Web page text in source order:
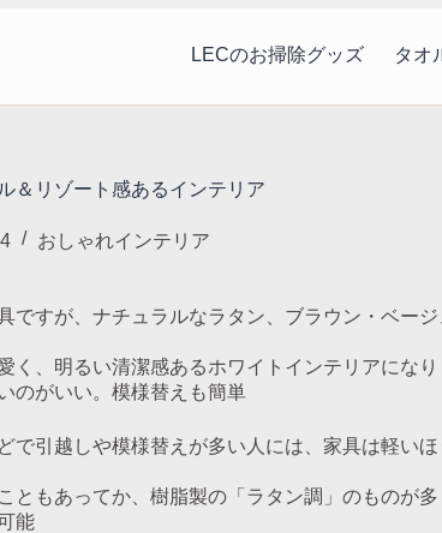
LECのお掃除グッズ タオ
＆リゾート感あるインテリア
おしゃれインテリア
ですが、ナチュラルなラタン、ブラウン・ベー
く、明るい清潔感あるホワイトインテリアになり
のがいい。模様替えも簡単
で引越しや模様替えが多い人には、家具は軽い
ともあってか、樹脂製の「ラタン調」のものが
能